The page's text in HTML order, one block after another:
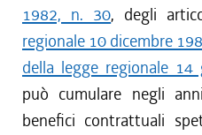
1982, n. 30, degli
regionale 10 dicembre
della legge regionale
può cumulare negli
benefici contrattuali